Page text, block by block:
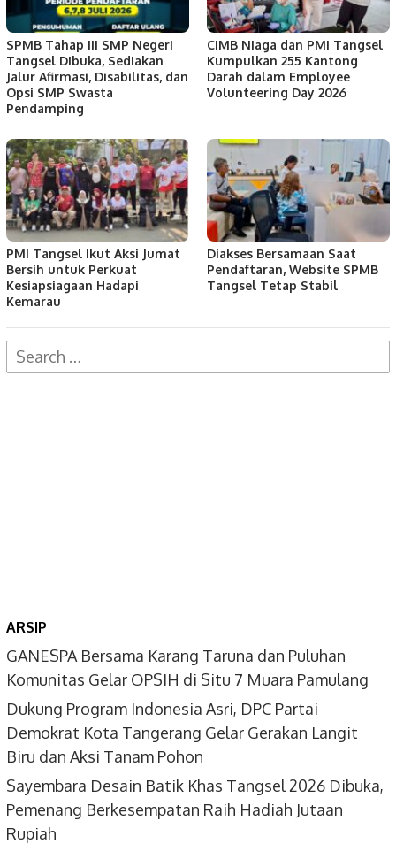
SPMB Tahap III SMP Negeri
Tangsel Dibuka, Sediakan
Jalur Afirmasi, Disabilitas, dan
Opsi SMP Swasta
Pendamping
CIMB Niaga dan PMI Tangsel
Kumpulkan 255 Kantong
Darah dalam Employee
Volunteering Day 2026
PMI Tangsel Ikut Aksi Jumat
Bersih untuk Perkuat
Kesiapsiagaan Hadapi
Kemarau
Diakses Bersamaan Saat
Pendaftaran, Website SPMB
Tangsel Tetap Stabil
Search
for:
ARSIP
GANESPA Bersama Karang Taruna dan Puluhan
Komunitas Gelar OPSIH di Situ 7 Muara Pamulang
Dukung Program Indonesia Asri, DPC Partai
Demokrat Kota Tangerang Gelar Gerakan Langit
Biru dan Aksi Tanam Pohon
Sayembara Desain Batik Khas Tangsel 2026 Dibuka,
Pemenang Berkesempatan Raih Hadiah Jutaan
Rupiah